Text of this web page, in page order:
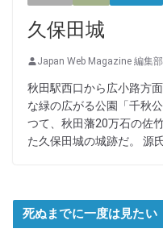
久保田城
Japan Web Magazine 編集部
秋田駅西口から広小路方
な緑の広がる公園「千秋
つて、秋田藩20万石の佐
た久保田城の城跡だ。 源
死ぬまでに一度は見た